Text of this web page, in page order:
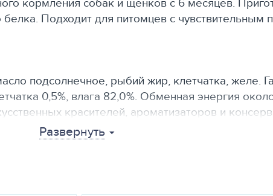
Подходит для питомцев с
подсолнечное, рыбий жир, клетчатка, желе.
0,5%, влага 82,0%. Обменная энергия
красителей, ароматизаторов и
Развернуть